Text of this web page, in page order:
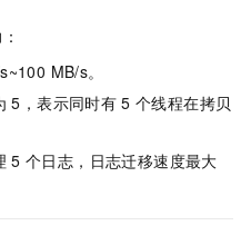
MB/s。
5，表示同时有 5 个线程在拷贝
5 个日志，日志迁移速度最大